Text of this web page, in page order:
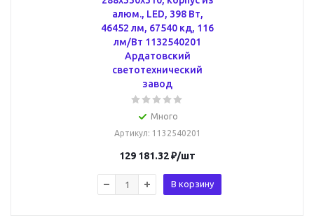
алюм., LED, 398 Вт,
46452 лм, 67540 кд, 116
лм/Вт 1132540201
Ардатовский
светотехнический
завод
Много
Артикул: 1132540201
129 181.32₽/шт
В корзину